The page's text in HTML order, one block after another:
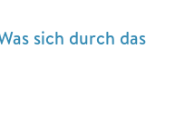
sich durch das